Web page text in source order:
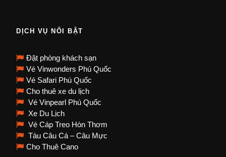
DỊCH VỤ NỔI BẬT
Đặt phòng khách sạn
Vé Vinwonders Phú Quốc
Vé Safari Phú Quốc
Cho thuê xe du lịch
Vé Vinpearl Phú Quốc
Xe Du Lịch
Vé Cáp Treo Hòn Thơm
Tàu Câu Cá – Câu Mực
Cho Thuê Cano